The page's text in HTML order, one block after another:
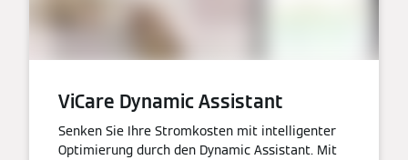
ViCare Dynamic Assistant
Senken Sie Ihre Stromkosten mit intelligenter
Optimierung durch den Dynamic Assistant. Mit